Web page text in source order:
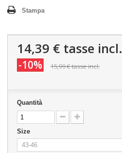
Stampa
14,39 € tasse incl.
-10% 15,99 €tasse incl.
Quantità
Size